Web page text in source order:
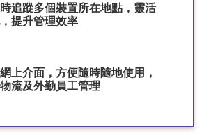
追蹤多個裝置所在地點，靈活
提升管理效率
上介面，方便隨時隨地使用，
流及外勤員工管理